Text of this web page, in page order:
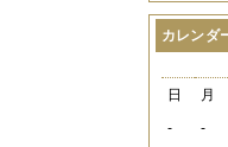
2021年08
2021年
2021年
カレンダ
日
月
-
-